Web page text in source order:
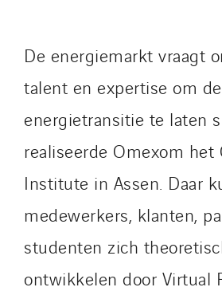
De energiemarkt vraagt
talent en expertise om de
energietransitie te laten
realiseerde Omexom het
Institute in Assen. Daar
medewerkers, klanten,
studenten zich
ontwikkelen door Virtual
Masselin Grand Ouest
Merelec
Mobility Way
Monnier Entreprises
NAE-France
North West Projects
Omnidec
Paumier Industrie
Paumier Marine